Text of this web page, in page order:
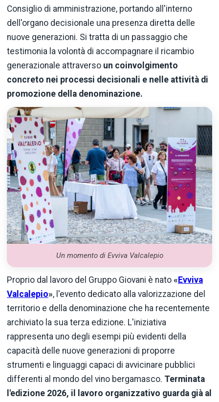
Consiglio di amministrazione, portando all'interno
dell'organo decisionale una presenza diretta delle
nuove generazioni. Si tratta di un passaggio che
testimonia la volontà di accompagnare il ricambio
generazionale attraverso un coinvolgimento
concreto nei processi decisionali e nelle attività di
promozione della denominazione.
Un momento di Evviva Valcalepio
Proprio dal lavoro del Gruppo Giovani è nato « Evviva
Valcalepio», l'evento dedicato alla valorizzazione del
territorio e della denominazione che ha recentemente
archiviato la sua terza edizione. L'iniziativa
rappresenta uno degli esempi più evidenti della
capacità delle nuove generazioni di proporre
strumenti e linguaggi capaci di avvicinare pubblici
differenti al mondo del vino bergamasco. Terminata
l'edizione 2026, il lavoro organizzativo guarda già al